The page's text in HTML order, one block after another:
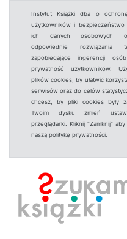
Instytut Książki dba o
użytkowników i bezpieczeństwo
ich danych osobowych
odpowiednie rozwiązania
zapobiegające ingerencji
prywatność użytkowników.
plików cookies, by ułatwić
serwisów oraz do celów
chcesz, by pliki cookies były
Twoim dysku zmień
przeglądarki. Kliknij "Zamknij" aby
naszą politykę prywatności.